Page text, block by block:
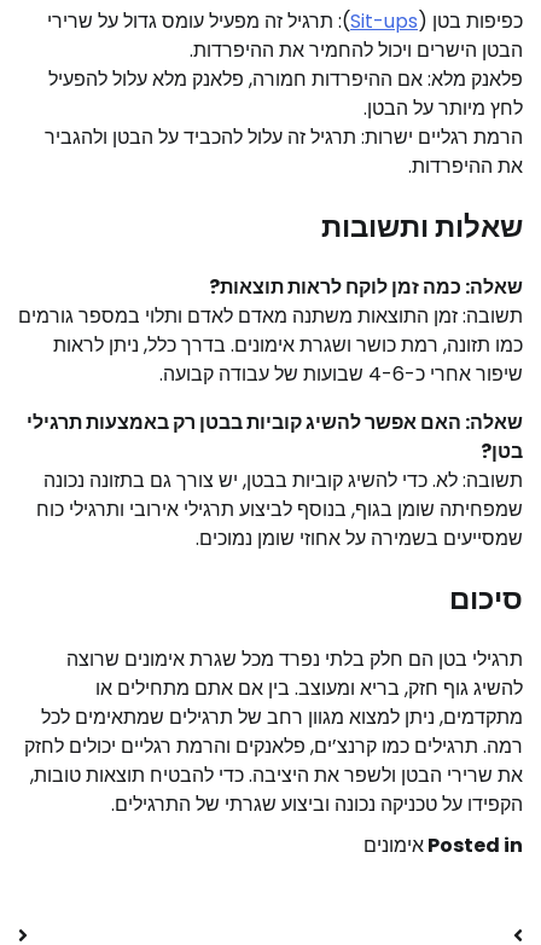
כפיפות בטן (Sit-ups): תרגיל זה מפעיל עומס גדול על שרירי
הבטן הישרים ויכול להחמיר את ההיפרדות.
פלאנק מלא: אם ההיפרדות חמורה, פלאנק מלא עלול להפעיל
לחץ מיותר על הבטן.
הרמת רגליים ישרות: תרגיל זה עלול להכביד על הבטן ולהגביר
את ההיפרדות.
שאלות ותשובות
שאלה: כמה זמן לוקח לראות תוצאות?
תשובה: זמן התוצאות משתנה מאדם לאדם ותלוי במספר גורמים
כמו תזונה, רמת כושר ושגרת אימונים. בדרך כלל, ניתן לראות
שיפור אחרי כ-4-6 שבועות של עבודה קבועה.
שאלה: האם אפשר להשיג קוביות בבטן רק באמצעות תרגילי
בטן?
תשובה: לא. כדי להשיג קוביות בבטן, יש צורך גם בתזונה נכונה
שמפחיתה שומן בגוף, בנוסף לביצוע תרגילי אירובי ותרגילי כוח
שמסייעים בשמירה על אחוזי שומן נמוכים.
סיכום
תרגילי בטן הם חלק בלתי נפרד מכל שגרת אימונים שרוצה
להשיג גוף חזק, בריא ומעוצב. בין אם אתם מתחילים או
מתקדמים, ניתן למצוא מגוון רחב של תרגילים שמתאימים לכל
רמה. תרגילים כמו קרנצ’ים, פלאנקים והרמת רגליים יכולים לחזק
את שרירי הבטן ולשפר את היציבה. כדי להבטיח תוצאות טובות,
הקפידו על טכניקה נכונה וביצוע שגרתי של התרגילים.
Posted inאימונים